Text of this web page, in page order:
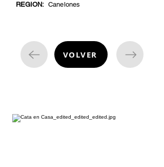
REGION: Canelones
VOLVER